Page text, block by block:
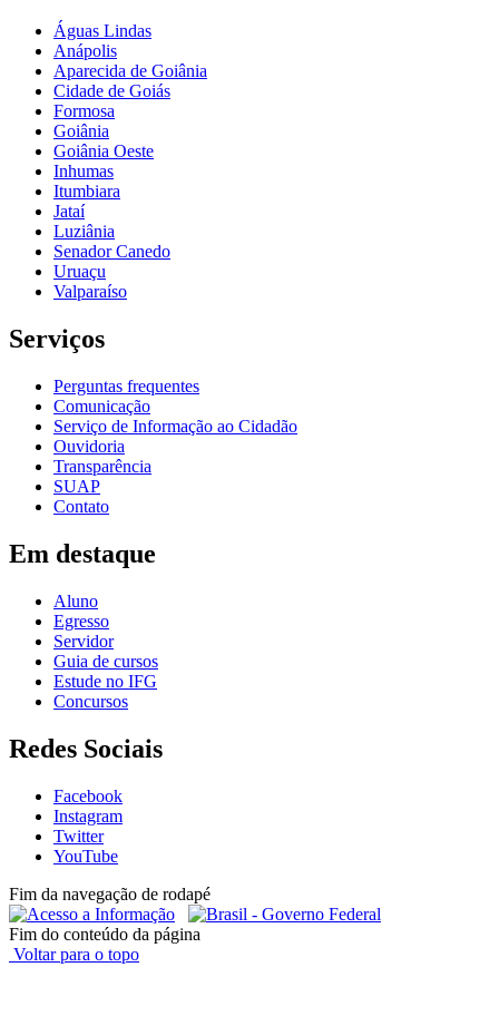
Águas Lindas
Anápolis
Aparecida de Goiânia
Cidade de Goiás
Formosa
Goiânia
Goiânia Oeste
Inhumas
Itumbiara
Jataí
Luziânia
Senador Canedo
Uruaçu
Valparaíso
Serviços
Perguntas frequentes
Comunicação
Serviço de Informação ao Cidadão
Ouvidoria
Transparência
SUAP
Contato
Em destaque
Aluno
Egresso
Servidor
Guia de cursos
Estude no IFG
Concursos
Redes Sociais
Facebook
Instagram
Twitter
YouTube
Fim da navegação de rodapé
Fim do conteúdo da página
Voltar para o topo